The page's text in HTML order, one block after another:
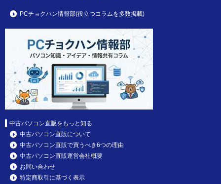
PCチョクハン情報部(役立つコラムを多数掲載)
中古パソコン直販をもっと知る
中古パソコン直販について
中古パソコン直販で買うべき6つの理由
中古パソコン直販運営会社概要
お問い合わせ
特定商取引に基づく表示